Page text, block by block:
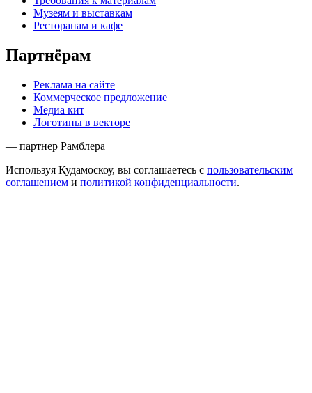
Музеям и выставкам
Ресторанам и кафе
Партнёрам
Реклама на сайте
Коммерческое предложение
Медиа кит
Логотипы в векторе
— партнер Рамблера
Используя Кудамоскоу, вы соглашаетесь с пользовательским
соглашением и политикой конфиденциальности.